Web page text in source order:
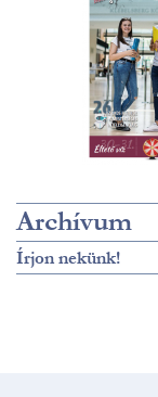
Archívum
Írjon nekünk!